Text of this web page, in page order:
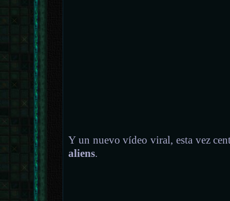
Y un nuevo vídeo viral, esta vez
aliens.